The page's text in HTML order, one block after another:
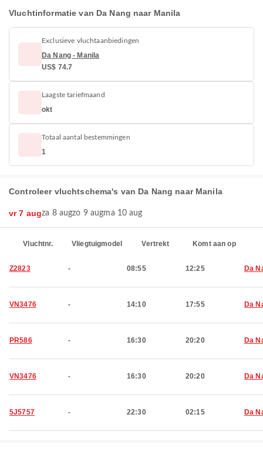
Vluchtinformatie van Da Nang naar Manila
Exclusieve vluchtaanbiedingen
Da Nang - Manila
US$ 74.7
Laagste tariefmaand
okt
Totaal aantal bestemmingen
1
Controleer vluchtschema's van Da Nang naar Manila
vr 7 augza 8 augzo 9 augma 10 aug
Vluchtnr. Vliegtuigmodel Vertrekt Komt aan op
Z2823 - 08:55 12:25 Da
VN3476 - 14:10 17:55 Da
PR586 - 16:30 20:20 Da
VN3476 - 16:30 20:20 Da
5J5757 - 22:30 02:15 Da